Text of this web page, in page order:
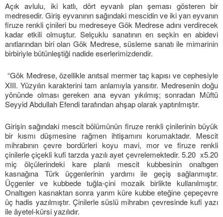
Açık avlulu, iki katlı, dört eyvanlı plan şeması gösteren bir
medresedir. Giriş eyvanının sağındaki mescidin ve iki yan eyvanın
firuze renkli çinileri bu medreseye Gök Medrese adını verdirecek
kadar etkili olmuştur. Selçuklu sanatının en seçkin en abidevi
anıtlarından biri olan Gök Medrese, süsleme sanatı ile mimarinin
birbiriyle bütünleştiği nadide eserlerimizdendir.
“Gök Medrese, özellikle anıtsal mermer taç kapısı ve cephesiyle
XIII. Yüzyılın karakterini tam anlamıyla yansıtır. Medresenin doğu
yönünde olması gereken ana eyvan yıkılmış; sonradan Müftü
Seyyid Abdullah Efendi tarafından ahşap olarak yaptırılmıştır.
Girişin sağındaki mescit bölümünün firuze renkli çinilerinin büyük
bir kısmı düşmesine rağmen ihtişamını korumaktadır. Mescit
mihrabının çevre bordürleri koyu mavi, mor ve firuze renkli
çinilerle çiçekli kufi tarzda yazılı ayet çevrelemektedir. 5.20 x5.20
miç ölçülerindeki kare planlı mescit kubbesinin onaltıgen
kasnağına Türk üçgenlerinin yardımı ile geçiş sağlanmıştır.
Üçgenler ve kubbede tuğla-çini mozaik birlikte kullanılmıştır.
Onaltıgen kasnaktan sonra yarım küre kubbe eteğine çepeçevre
üç hadis yazılmıştır. Çinilerle süslü mihrabın çevresinde kufi yazı
ile âyetel-kürsi yazılıdır.